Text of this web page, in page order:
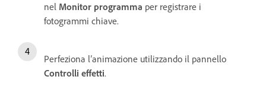
nel Monitor programma per registrare i
fotogrammi chiave.
Perfeziona l’animazione utilizzando il pannello
Controlli effetti.